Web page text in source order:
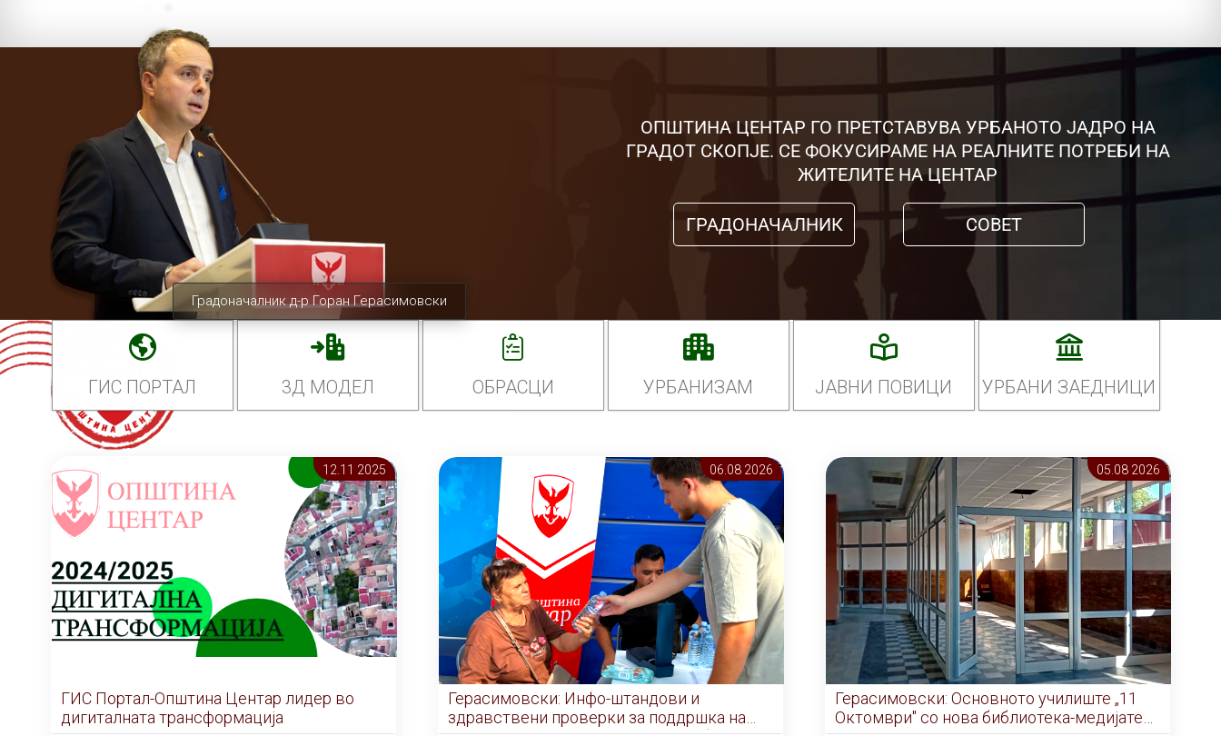
Градоначалник д-р Горан Герасимовски
ОПШТИНА ЦЕНТАР ГО ПРЕТСТАВУВА УРБАНОТО ЈАДРО НА
ГРАДОТ СКОПЈЕ. СЕ ФОКУСИРАМЕ НА РЕАЛНИТЕ ПОТРЕБИ НА
ЖИТЕЛИТЕ НА ЦЕНТАР
ГРАДОНАЧАЛНИК СОВЕТ
ГИС ПОРТАЛ 3Д МОДЕЛ ОБРАСЦИ УРБАНИЗАМ ЈАВНИ ПОВИЦИ УРБАНИ ЗАЕДНИЦИ
12.11 2025
ГИС Портал-Општина Центар лидер во
дигиталната трансформација
06.08 2026
Герасимовски: Инфо-штандови и
здравствени проверки за поддршка на
05.08 2026
Герасимовски: Основното училиште „11
Октомври" со нова библиотека-медијатека